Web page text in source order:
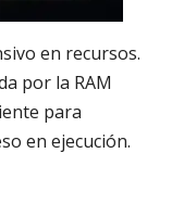
en recursos.
por la RAM
para
en ejecución.